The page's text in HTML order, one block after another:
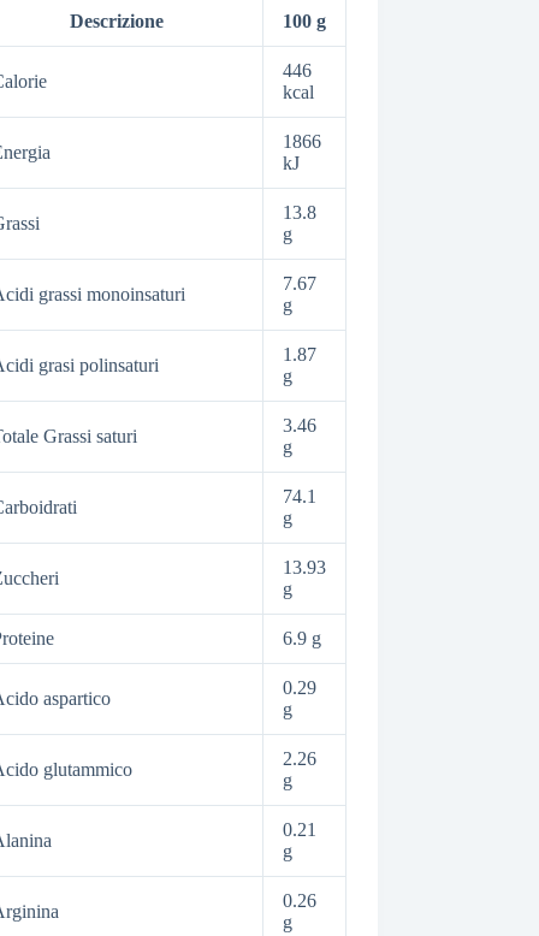
Descrizione 100 g
446
kcal
1866
kJ
13.8
g
grassi monoinsaturi
7.67
g
grasi polinsaturi
1.87
g
Grassi saturi
3.46
g
74.1
g
13.93
g
6.9 g
aspartico
0.29
g
glutammico
2.26
g
0.21
g
0.26
g